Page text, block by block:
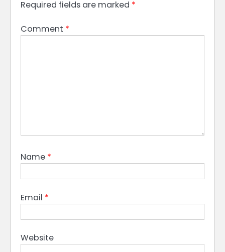
Required fields are marked *
Comment *
Name *
Email *
Website